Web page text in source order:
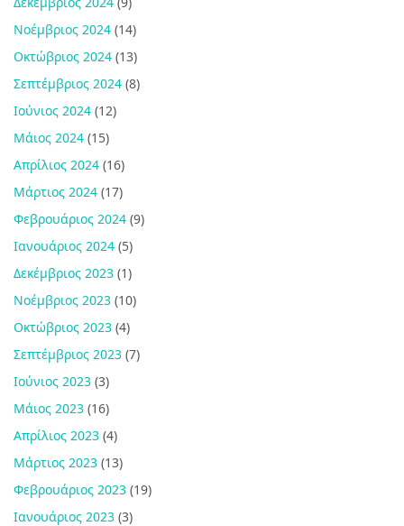
Νοέμβριος 2024 (14)
Οκτώβριος 2024 (13)
Σεπτέμβριος 2024 (8)
Ιούνιος 2024 (12)
Μάιος 2024 (15)
Απρίλιος 2024 (16)
Μάρτιος 2024 (17)
Φεβρουάριος 2024 (9)
Ιανουάριος 2024 (5)
Δεκέμβριος 2023 (1)
Νοέμβριος 2023 (10)
Οκτώβριος 2023 (4)
Σεπτέμβριος 2023 (7)
Ιούνιος 2023 (3)
Μάιος 2023 (16)
Απρίλιος 2023 (4)
Μάρτιος 2023 (13)
Φεβρουάριος 2023 (19)
Ιανουάριος 2023 (3)